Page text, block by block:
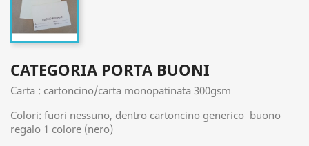
CATEGORIA PORTA BUONI
Carta : cartoncino/carta monopatinata 300gsm
Colori: fuori nessuno, dentro cartoncino generico buono
regalo 1 colore (nero)